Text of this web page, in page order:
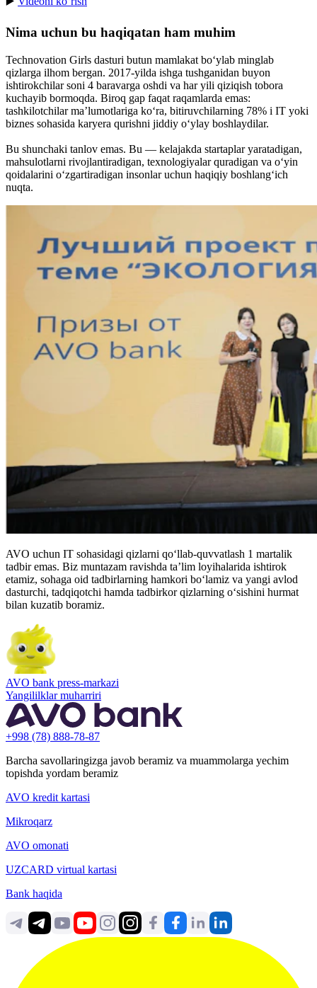
Nima uchun bu haqiqatan ham muhim
Technovation Girls dasturi butun mamlakat bo‘ylab minglab
qizlarga ilhom bergan. 2017-yilda ishga tushganidan buyon
ishtirokchilar soni 4 baravarga oshdi va har yili qiziqish tobora
kuchayib bormoqda. Biroq gap faqat raqamlarda emas:
tashkilotchilar ma’lumotlariga ko‘ra, bitiruvchilarning 78% i IT yoki
biznes sohasida karyera qurishni jiddiy o‘ylay boshlaydilar.
Bu shunchaki tanlov emas. Bu — kelajakda startaplar yaratadigan,
mahsulotlarni rivojlantiradigan, texnologiyalar quradigan va o‘yin
qoidalarini o‘zgartiradigan insonlar uchun haqiqiy boshlang‘ich
nuqta.
AVO uchun IT sohasidagi qizlarni qo‘llab-quvvatlash 1 martalik
tadbir emas. Biz muntazam ravishda ta’lim loyihalarida ishtirok
etamiz, sohaga oid tadbirlarning hamkori bo‘lamiz va yangi avlod
dasturchi, tadqiqotchi hamda tadbirkor qizlarning o‘sishini hurmat
bilan kuzatib boramiz.
AVO bank press-markazi
Yangililklar muharriri
+998 (78) 888-78-87
Barcha savollaringizga javob beramiz va muammolarga yechim
topishda yordam beramiz
AVO kredit kartasi
Mikroqarz
AVO omonati
UZCARD virtual kartasi
Bank haqida